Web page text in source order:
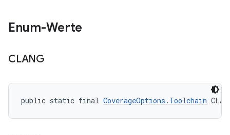
Enum-Werte
CLANG
public static final CoverageOptions.Toolchain